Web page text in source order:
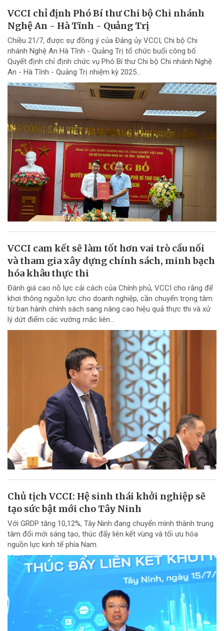
VCCI chỉ định Phó Bí thư Chi bộ Chi nhánh
Nghệ An - Hà Tĩnh - Quảng Trị
Chiều 21/7, được sự đồng ý của Đảng ủy VCCI, Chi bộ Chi
nhánh Nghệ An Hà Tĩnh - Quảng Trị tổ chức buổi công bố
Quyết định chỉ định chức vụ Phó Bí thư Chi bộ Chi nhánh Nghệ
An - Hà Tĩnh - Quảng Trị nhiệm kỳ 2025...
VCCI cam kết sẽ làm tốt hơn vai trò cầu nối
và tham gia xây dựng chính sách, minh bạch
hóa khâu thực thi
Đánh giá cao nỗ lực cải cách của Chính phủ, VCCI cho rằng để
khơi thông nguồn lực cho doanh nghiệp, cần chuyển trọng tâm
từ ban hành chính sách sang nâng cao hiệu quả thực thi và xử
lý dứt điểm các vướng mắc liên...
Chủ tịch VCCI: Hệ sinh thái khởi nghiệp sẽ
tạo sức bật mới cho Tây Ninh
Với GRDP tăng 10,12%, Tây Ninh đang chuyển mình thành trung
tâm đổi mới sáng tạo, thúc đẩy liên kết vùng và tối ưu hóa
nguồn lực kinh tế phía Nam.